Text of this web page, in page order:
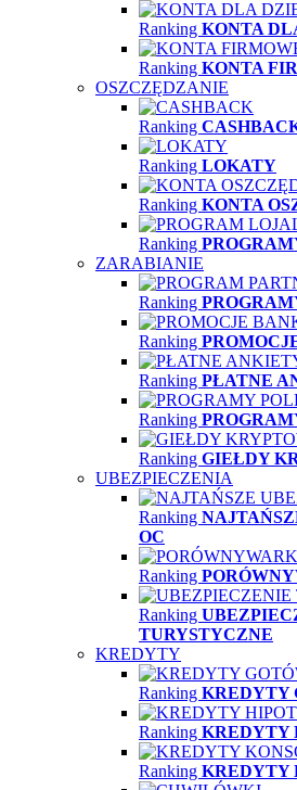
Ranking KONTA
Ranking KONTA
OSZCZĘDZANIE
Ranking
Ranking LOKATY
Ranking KONTA
Ranking
ZARABIANIE
Ranking
Ranking
Ranking PŁATNE
Ranking
Ranking GIEŁDY
UBEZPIECZENIA
Ranking
OC
Ranking
Ranking
TURYSTYCZNE
KREDYTY
Ranking KREDYTY
Ranking KREDYTY
Ranking KREDYTY